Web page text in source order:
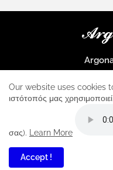
μοναδικός
All Right Reserved
Home
Our website uses cookies
ιστότοπός μας
σας). Learn More
Accept !